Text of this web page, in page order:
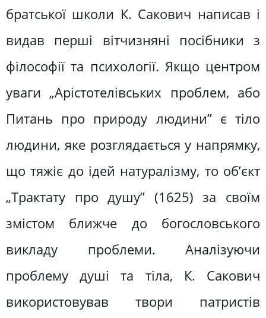
братської школи К. Сакович написав і
видав перші вітчизняні посібники з
філософії та психології. Якщо центром
уваги „Арістотелівських проблем, або
Питань про природу людини” є тіло
людини, яке розглядається у напрямку,
що тяжіє до ідей натуралізму, то об’єкт
„Трактату про душу” (1625) за своїм
змістом ближче до богословського
викладу проблеми. Аналізуючи
проблему душі та тіла, К. Сакович
використовував твори патристів